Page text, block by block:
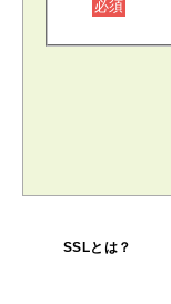
必須
SSLとは？